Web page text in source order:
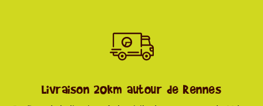
Livraison 20km autour de Rennes